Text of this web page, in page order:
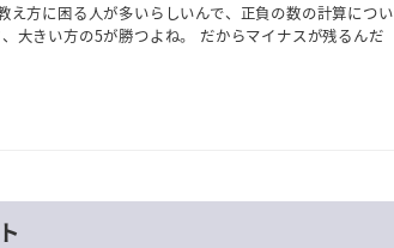
に困る人が多いらしいんで、正負の数の計算につい
大きい方の5が勝つよね。 だからマイナスが残るんだ